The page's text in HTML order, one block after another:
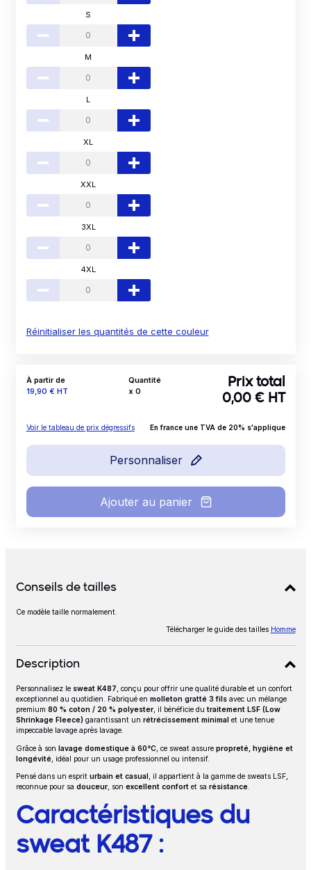
S
M
L
XL
XXL
3XL
4XL
Réinitialiser les quantités de cette couleur
À partir de
Prix
19,90 € HT
Quantité
x 0
Prix total
0,00€ HT
Voir le tableau de prix dégressifs En france une TVA de 20% s'applique
Personnaliser
Ajouter au panier
Détails produits
Conseils de tailles
Conseils de tailles
Ce modèle taille normalement.
Télécharger le guide des tailles Homme
Description
Description
Personnalisez le sweat K487, conçu pour offrir une qualité durable et un confort
exceptionnel au quotidien. Fabriqué en molleton gratté 3 filsavec un mélange
premium 80 % coton / 20 % polyester, il bénéficie du traitement LSF (Low
Shrinkage Fleece) garantissant un rétrécissement minimal et une tenue
impeccable lavage après lavage.
Grâce à son lavage domestique à 60°C, ce sweat assure propreté, hygiène et
longévité, idéal pour un usage professionnel ou intensif.
Pensé dans un esprit urbain et casual , il appartient à la gamme de sweats LSF,
reconnue pour sa douceur, son excellent confortet sa résistance.
Caractéristiques du
sweat K487 :